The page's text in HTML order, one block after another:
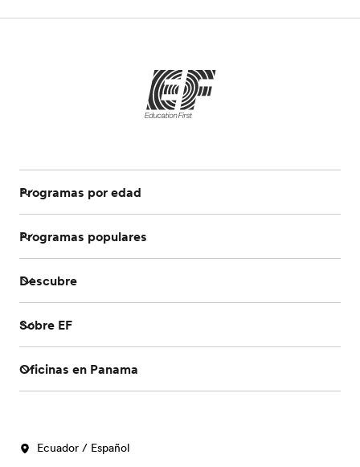
Programas por edad
Programas populares
Descubre
Sobre EF
Oficinas en Panama
Ecuador / Español